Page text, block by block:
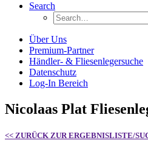
Search
Über Uns
Premium-Partner
Händler- & Fliesenlegersuche
Datenschutz
Log-In Bereich
Nicolaas Plat
<< ZURÜCK ZUR ERGEBNISLISTE/